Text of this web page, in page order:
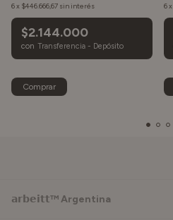
6x $446.666,67 sin interés
$2.144.000
con Transferencia - Depósito
Comprar
6x
𝗮𝗿𝗯𝗲𝗶𝘁𝘁™ Argentina